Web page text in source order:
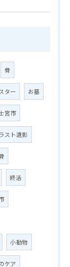
骨
ター お墓
宮市
スト遺影
終活
小動物
ケア